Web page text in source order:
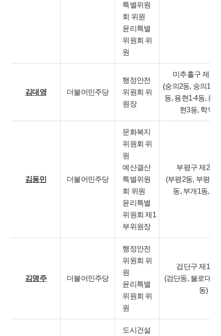
특별위원
회 위원
윤리특별
위원회 위
원
김대영 더불어민주당
행정안전
위원회 위
원장
미추홀구 제3
(숭의2동, 숭의1·3
동, 용현1·4동, 용
현3동, 학익2
김동민 더불어민주당
문화복지
위원회 위
원
예산결산
특별위원
회 위원
윤리특별
위원회 제1
부위원장
부평구 제2선
(부평2동, 부평5
동, 부개1동, 일
김명주 더불어민주당
행정안전
위원회 위
원
윤리특별
위원회 위
원
검단구 제1선
(검단동, 불로대곡
동)
도시건설